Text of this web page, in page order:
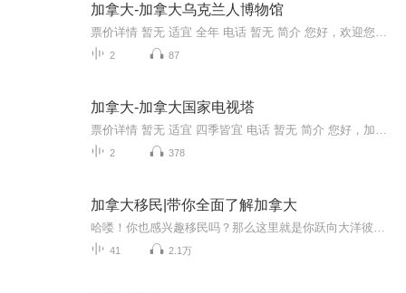
加拿大-加拿大乌克兰人博物馆
2 87
加拿大-加拿大国家电视塔
2 378
加拿大移民|带你全面了解加拿大
41 2.1万